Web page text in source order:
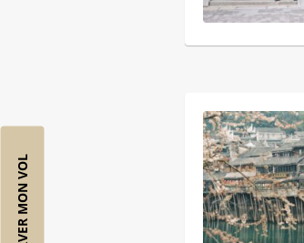
RÉSERVER MON VOL